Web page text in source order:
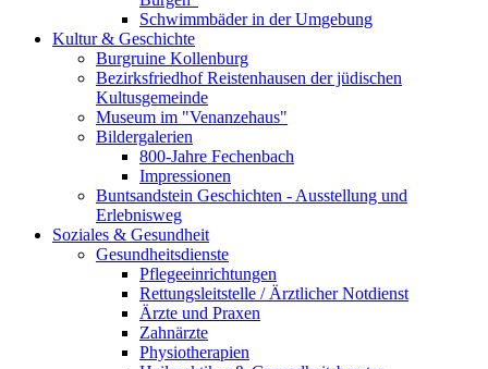
Schwimmbäder in der Umgebung
Kultur & Geschichte
Burgruine Kollenburg
Bezirksfriedhof Reistenhausen der jüdischen
Kultusgemeinde
Museum im "Venanzehaus"
Bildergalerien
800-Jahre Fechenbach
Impressionen
Buntsandstein Geschichten - Ausstellung und
Erlebnisweg
Soziales & Gesundheit
Gesundheitsdienste
Pflegeeinrichtungen
Rettungsleitstelle / Ärztlicher Notdienst
Ärzte und Praxen
Zahnärzte
Physiotherapien